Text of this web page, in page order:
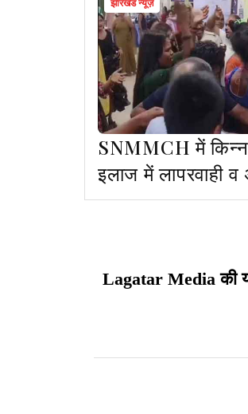
झारखंड न्यूज़
SNMMCH में
इलाज में लापरवाही
जताई नाराजगी
Lagatar Media की